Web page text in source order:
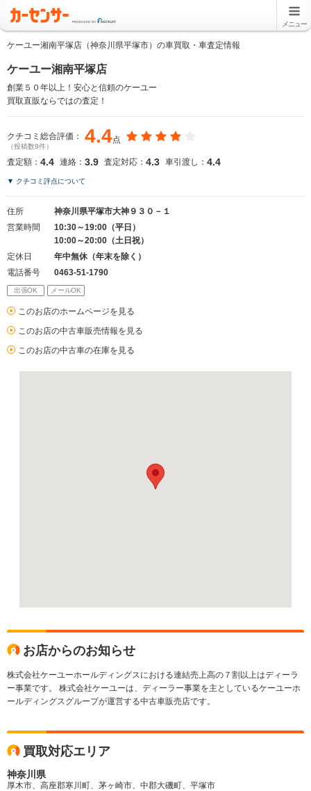
メニュー
ケーユー湘南平塚店（神奈川県平塚市）の車買取・車査定情報
ケーユー湘南平塚店
創業５０年以上！安心と信頼のケーユー
買取直販ならではの査定！
クチコミ総合評価： 4.4点
（投稿数9件）
査定額： 4.4 連絡： 3.9 査定対応： 4.3 車引渡し： 4.4
▼ クチコミ評点について
住所
神奈川県平塚市大神９３０－１
営業時間
10:30～19:00（平日）
10:00～20:00（土日祝）
定休日
年中無休（年末を除く）
電話番号
0463-51-1790
出張OK メールOK
このお店のホームページを見る
このお店の中古車販売情報を見る
このお店の中古車の在庫を見る
お店からのお知らせ
株式会社ケーユーホールディングスにおける連結売上高の７割以上はディーラ
ー事業です。 株式会社ケーユーは、ディーラー事業を主としているケーユーホ
ールディングスグループが運営する中古車販売店です。
買取対応エリア
神奈川県
厚木市、高座郡寒川町、茅ヶ崎市、中郡大磯町、平塚市